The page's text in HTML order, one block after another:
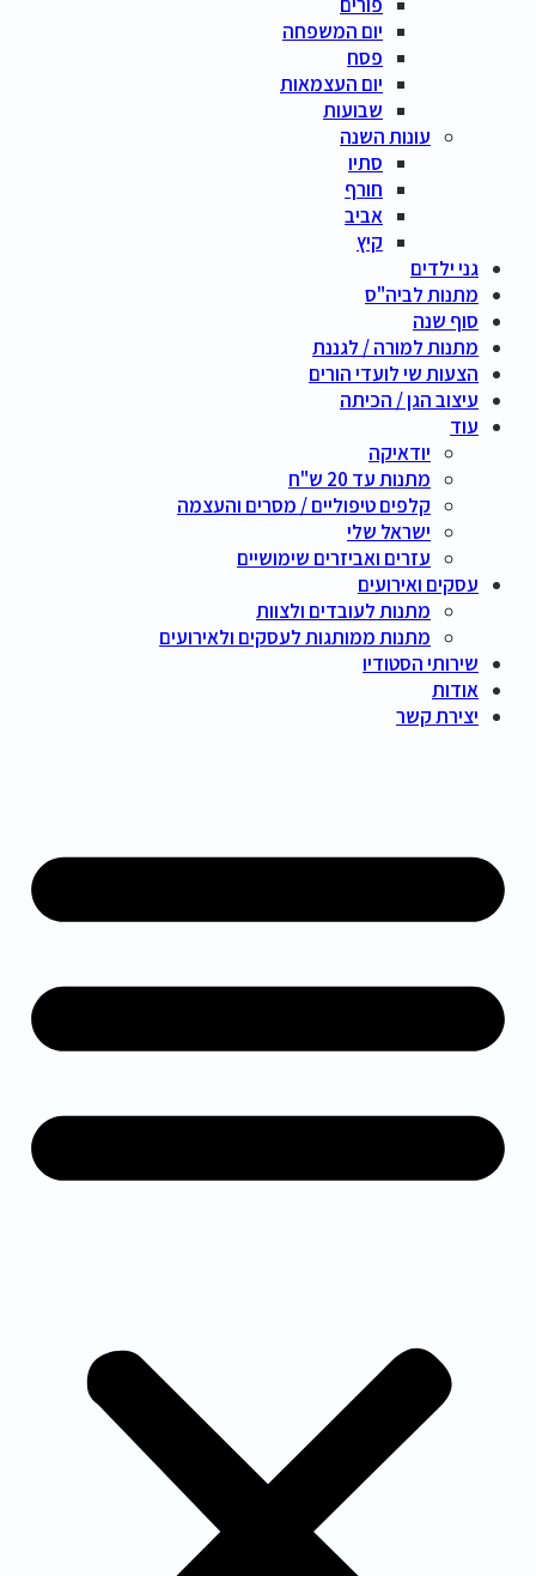
יום המשפחה
פסח
יום העצמאות
שבועות
עונות השנה
סתיו
חורף
אביב
קיץ
גני ילדים
מתנות לביה"ס
סוף שנה
מתנות למורה / לגננת
הצעות שי לועדי הורים
עיצוב הגן / הכיתה
עוד
יודאיקה
מתנות עד 20 ש"ח
קלפים טיפוליים / מסרים והעצמה
ישראל שלי
עזרים ואביזרים שימושיים
עסקים ואירועים
מתנות לעובדים ולצוות
מתנות ממותגות לעסקים ולאירועים
שירותי הסטודיו
אודות
יצירת קשר